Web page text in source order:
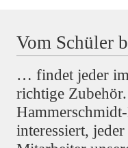
Vom Schüler
… findet jeder
richtige
interessiert,